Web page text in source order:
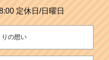
定休日/日曜日
の想い